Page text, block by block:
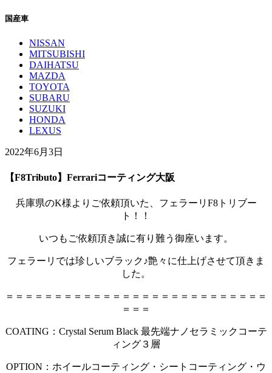
国産車
NISSAN
MITSUBISHI
DAIHATSU
MAZDA
TOYOTA
SUBARU
SUZUKI
HONDA
LEXUS
2022年6月3日
【F8Tributo】Ferrariコーティング大阪
兵庫県のK様よりご依頼頂いた、フェラーリF8トリブー
ト！！
いつもご依頼頂き誠に有り難う御座います。
フェラーリでは珍しいブラック♪艶々に仕上げさせて頂きま
した。
＝＝＝＝＝＝＝＝＝＝＝＝＝＝＝＝＝＝＝＝＝＝＝＝＝＝＝
＝＝＝
COATING：Crystal Serum Black 最先端ナノセラミックコーテ
ィング３層
OPTION：ホイールコーティング・シートコーティング・ウ